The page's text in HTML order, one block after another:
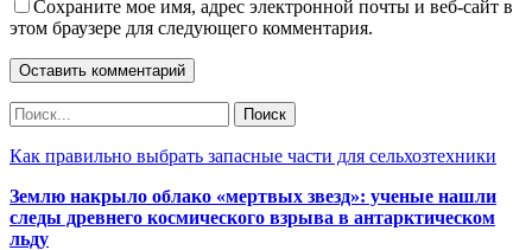
Сохраните мое имя, адрес электронной почты и веб-сайт в
этом браузере для следующего комментария.
Как правильно выбрать запасные части для сельхозтехники
Землю накрыло облако «мертвых звезд»: ученые нашли
следы древнего космического взрыва в антарктическом
льду